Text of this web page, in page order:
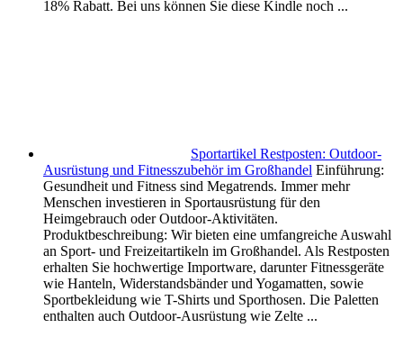
18% Rabatt. Bei uns können Sie diese Kindle noch ...
Sportartikel Restposten: Outdoor-
Ausrüstung und Fitnesszubehör im Großhandel Einführung:
Gesundheit und Fitness sind Megatrends. Immer mehr
Menschen investieren in Sportausrüstung für den
Heimgebrauch oder Outdoor-Aktivitäten.
Produktbeschreibung: Wir bieten eine umfangreiche Auswahl
an Sport- und Freizeitartikeln im Großhandel. Als Restposten
erhalten Sie hochwertige Importware, darunter Fitnessgeräte
wie Hanteln, Widerstandsbänder und Yogamatten, sowie
Sportbekleidung wie T-Shirts und Sporthosen. Die Paletten
enthalten auch Outdoor-Ausrüstung wie Zelte ...